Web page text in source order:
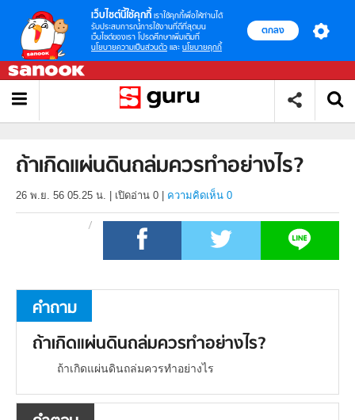
เว็บไซต์นี้ใช้คุกกี้ เราใช้คุกกี้เพื่อให้ท่านได้
รับประสบการณ์การใช้งานที่ดีที่สุดบน
เว็บไซต์ของเรา โปรดศึกษาเพิ่มเติมที่
นโยบายความเป็นส่วนตัว และ นโยบายคุกกี้
ตกลง
ถ้าเกิดแผ่นดินถล่มควรทำอย่างไร?
26 พ.ย. 56 05.25 น. เปิดอ่าน 0 ความคิดเห็น 0
คำถาม
ถ้าเกิดแผ่นดินถล่มควรทำอย่างไร?
ถ้าเกิดแผ่นดินถล่มควรทำอย่างไร